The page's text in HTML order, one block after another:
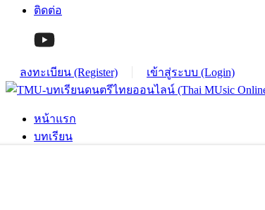
ติดต่อ
ลงทะเบียน (Register) เข้าสู่ระบบ (Login)
หน้าแรก
บทเรียน